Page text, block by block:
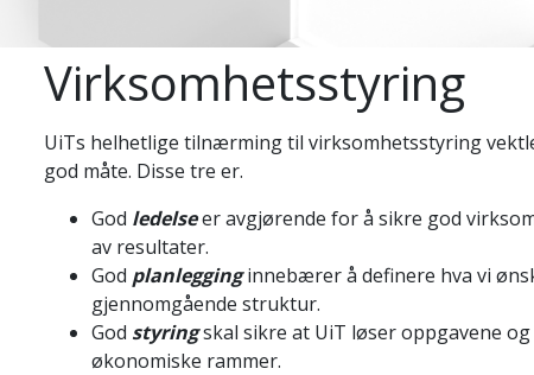
Virksomhetsstyring
UiTs helhetlige tilnærming til virksomhetsstyring
god måte. Disse tre er.
God ledelseer avgjørende for å sikre god
av resultater.
God planlegginginnebærer å definere hva vi
gjennomgående struktur.
God styringskal sikre at UiT løser oppgavene
økonomiske rammer.